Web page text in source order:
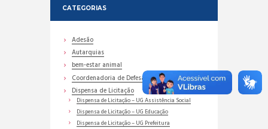
CATEGORIAS
Adesão
Autarquias
bem-estar animal
Coordenadoria de Defesa Civil
Dispensa de Licitação
Dispensa de Licitação – UG Assistência Social
Dispensa de Licitação – UG Educação
Dispensa de Licitação – UG Prefeitura